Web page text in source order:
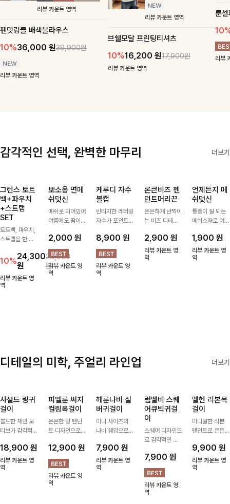
리뷰 카운트 영역
펜밋링클 배색블라우스
10%36,000 원39,900원
리뷰 카운트 영역
리뷰 카운트 영역
브쉘모달 프린팅티셔츠
10%16,200 원17,900원
리뷰 카운트 영역
룬
리뷰
감각적인 선택, 완벽한 마무리 더보기
그렌스 토트
백+파우치
+스트랩
SET
토트백, 파우치,
스트랩을 한 번
ITEM활용도 높
게 어디에든 다
양하게 즐겨주세
요 ;)
10%24,300
원
26,900
원
리뷰 카운트 영
역
뽀소옹 면메
쉬덧신
메쉬로 되어있어
여름에도 땀이
음도 당당해지세
요:-)
2,000 원
리뷰 카운트 영
역
케루디 자수
볼캡
빈티지한 레터링
자수가 포인트가
에 자연스럽게
어우러지는 볼
캡!베이직한 컬
러와 깔끔한 쉐
입으로 캐주얼부
8,900원
리뷰 카운트 영
역
론큰비즈 펜
던트머리끈
은은하게 반짝이
는 비즈 디테일
트로 스타일에
센스를 더해주는
아이템, 탄탄한
2,900 원
리뷰 카운트 영
역
언제든지 메
쉬덧신
통풍이 잘 되는
메쉬소재로 여름
데일리로 신기
좋은 덧신이에요
^^
1,900원
리뷰 카운트 영
역
디테일의 미학, 주얼리 라인업 더보기
사셀드 링귀
걸이
볼드한 체인 모
티브가 감각적인
는 귀걸이- 심플
하면서도 존재감
있는 디자인으로
18,900 원
리뷰 카운트 영
역
피엘룬 써지
컬링목걸이
은은한 링 펜던
트 디자인으로
써지컬스틸 소재
로 변색 걱정 없
이 데일리로 착
용하기 좋아요-
12,900 원
리뷰 카운트 영
역
헤룬나비 실
버귀걸이
미니 사이즈의
나비 쉐입으로
내어줄 이어링,
과하지 않은 포
인트가 되어줘
7,900원
리뷰 카운트 영
역
럼벨비 스퀘
어큐빅귀걸
이
스퀘어 디자인으
로 감각적인 무
안에 큐빅을 담
아 더욱 고급스
럽게 연출되는
귀걸이에요~!
7,900 원
리뷰 카운트 영
역
멜헨 리본목
걸이
미니멀한 리본
펜던트로 은은한
는 목걸이예요.
골드, 실버 컬러
로 구성돼 어떤
9,900원
리뷰 카운트 영
역